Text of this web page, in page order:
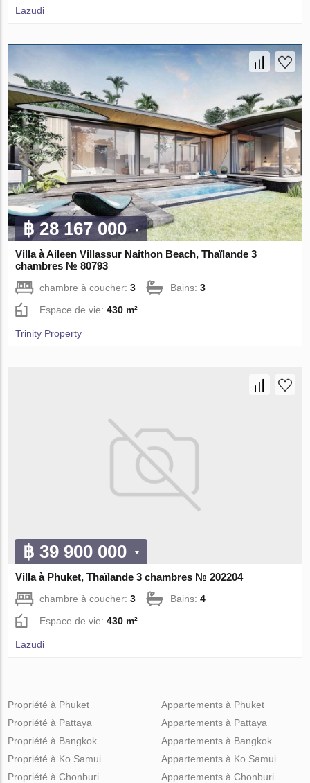
Lazudi
฿ 28 167 000
Villa à Aileen Villassur Naithon Beach, Thaïlande 3
chambres № 80793
chambre à coucher:3 Bains:3
Espace de vie:430 m²
Trinity Property
฿ 39 900 000
Villa à Phuket, Thaïlande 3 chambres № 202204
chambre à coucher:3 Bains:4
Espace de vie:430 m²
Lazudi
Propriété à Phuket
Propriété à Pattaya
Propriété à Bangkok
Propriété à Ko Samui
Propriété à Chonburi
Appartements à Phuket
Appartements à Pattaya
Appartements à Bangkok
Appartements à Ko Samui
Appartements à Chonburi